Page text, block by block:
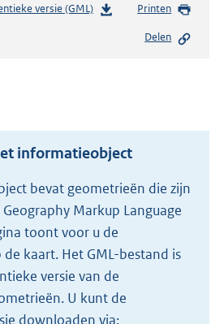
versie (GML)b
s
r
o
t
t
e
2
3
K
Printen
Delen
informatieobject
bevat geometrieën die zijn
Markup Language
toont voor u de
kaart. Het GML-bestand is
versie van de
U kunt de
downloaden via: